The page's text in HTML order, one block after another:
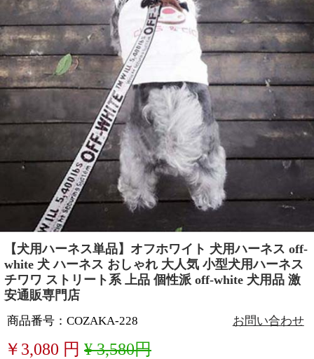
【犬用ハーネス単品】オフホワイト 犬用ハーネス off-
white 犬 ハーネス おしゃれ 大人気 小型犬用ハーネス
チワワ ストリート系 上品 個性派 off-white 犬用品 激
安通販専門店
商品番号：COZAKA-228 お問い合わせ
￥ 3,080 円 ¥ 3,580円